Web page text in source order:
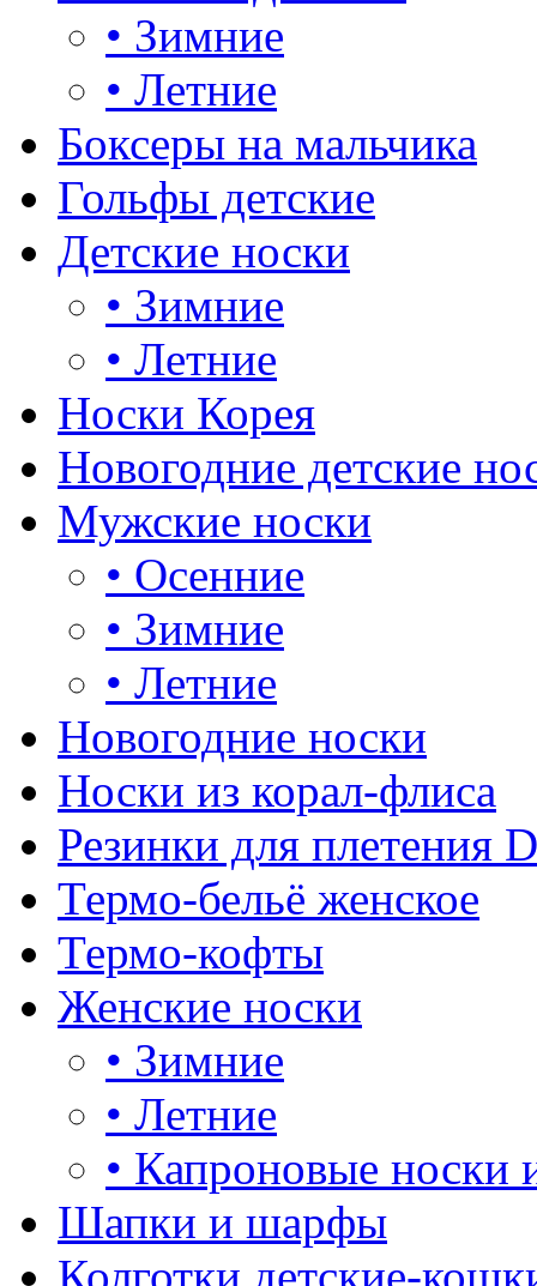
• Зимние
• Летние
Боксеры на мальчика
Гольфы детские
Детские носки
• Зимние
• Летние
Носки Корея
Новогодние детские
Мужские носки
• Осенние
• Зимние
• Летние
Новогодние носки
Носки из корал-флиса
Резинки для плетения
Термо-бельё женское
Термо-кофты
Женские носки
• Зимние
• Летние
• Капроновые носки
Шапки и шарфы
Колготки детские-